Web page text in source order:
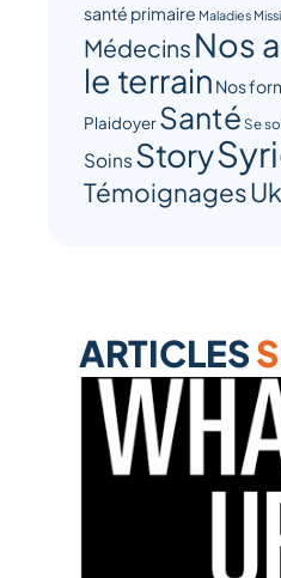
santé primaire Maladies
Médecins Nos
le terrain Nos
PlaidoyerSanté Se
Soins Story
Témoignages
ARTICLES